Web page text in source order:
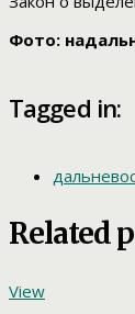
Фото:
Tagged in:
Related
View